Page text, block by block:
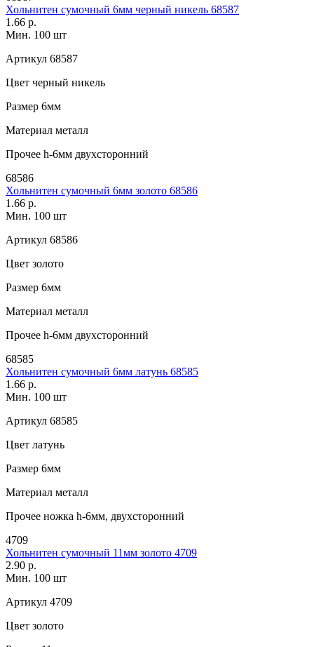
Хольнитен сумочный 6мм черный никель 68587
1.66 р.
Мин. 100 шт
Артикул 68587
Цвет черный никель
Размер 6мм
Материал металл
Прочее h-6мм двухсторонний
68586
Хольнитен сумочный 6мм золото 68586
1.66 р.
Мин. 100 шт
Артикул 68586
Цвет золото
Размер 6мм
Материал металл
Прочее h-6мм двухсторонний
68585
Хольнитен сумочный 6мм латунь 68585
1.66 р.
Мин. 100 шт
Артикул 68585
Цвет латунь
Размер 6мм
Материал металл
Прочее ножка h-6мм, двухсторонний
4709
Хольнитен сумочный 11мм золото 4709
2.90 р.
Мин. 100 шт
Артикул 4709
Цвет золото